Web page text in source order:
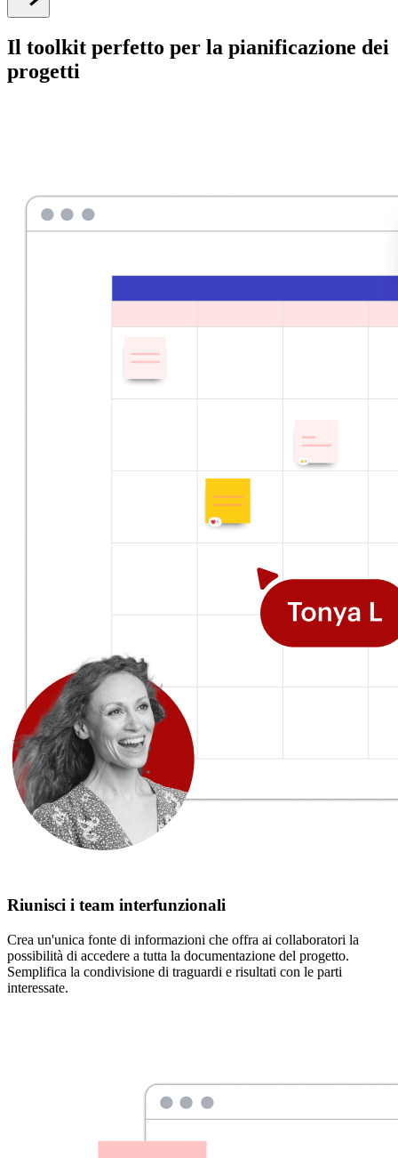
Il toolkit perfetto per la pianificazione dei
progetti
Riunisci i team interfunzionali
Crea un'unica fonte di informazioni che offra ai collaboratori la
possibilità di accedere a tutta la documentazione del progetto.
Semplifica la condivisione di traguardi e risultati con le parti
interessate.